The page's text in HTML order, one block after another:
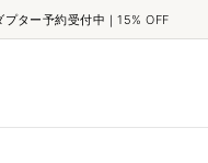
ター予約受付中｜15% OFF